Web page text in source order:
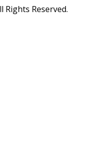
Reserved.